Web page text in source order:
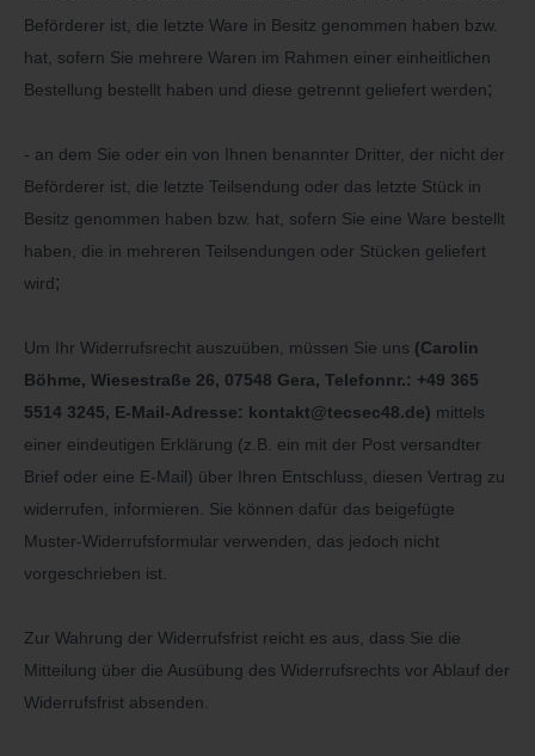
Beförderer ist, die letzte Ware in Besitz genommen haben bzw.
hat, sofern Sie mehrere Waren im Rahmen einer einheitlichen
Bestellung bestellt haben und diese getrennt geliefert werden;
- an dem Sie oder ein von Ihnen benannter Dritter, der nicht der
Beförderer ist, die letzte Teilsendung oder das letzte Stück in
Besitz genommen haben bzw. hat, sofern Sie eine Ware bestellt
haben, die in mehreren Teilsendungen oder Stücken geliefert
wird;
Um Ihr Widerrufsrecht auszuüben, müssen Sie uns (Carolin
Böhme, Wiesestraße 26, 07548 Gera, Telefonnr.: +49 365
5514 3245, E-Mail-Adresse: kontakt@tecsec48.de) mittels
einer eindeutigen Erklärung (z.B. ein mit der Post versandter
Brief oder eine E-Mail) über Ihren Entschluss, diesen Vertrag zu
widerrufen, informieren. Sie können dafür das beigefügte
Muster-Widerrufsformular verwenden, das jedoch nicht
vorgeschrieben ist.
Zur Wahrung der Widerrufsfrist reicht es aus, dass Sie die
Mitteilung über die Ausübung des Widerrufsrechts vor Ablauf der
Widerrufsfrist absenden.